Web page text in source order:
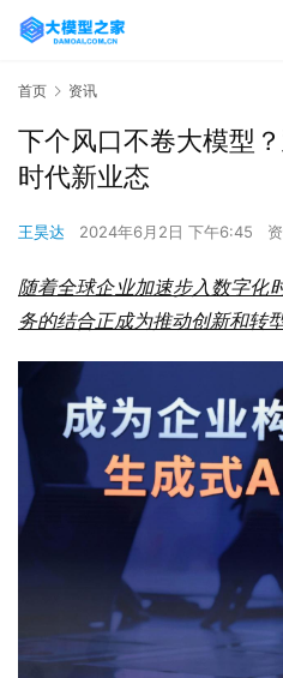
首页 资讯
下个风口不卷大模型
时代新业态
王昊达 2024年6月2日 下午6:45
随着全球企业加速步入数字化
务的结合正成为推动创新和转